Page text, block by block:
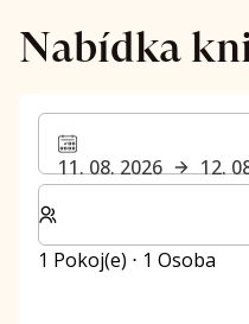
Nabídka
11. 08. 2026
12.
Zvolte počet pokojů a
1 Pokoj(e) ⋅ 1 Osoba